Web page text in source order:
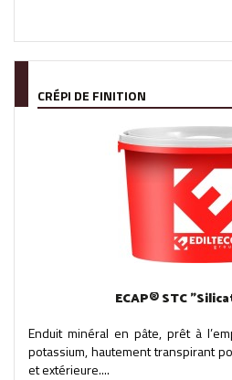
CRÉPI DE FINITION
ECAP® STC
Enduit minéral en pâte, prêt à
potassium, hautement transpirant
et extérieure....